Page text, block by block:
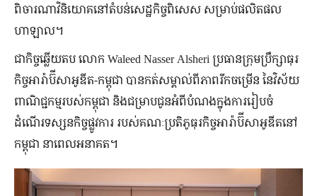
ពិចារណាវិនិយោគនៅតំបន់សេដ្ឋកិច្ចពិសេស សម្រាប់ផលិតផល
ហាឡាល។
ជាកិច្ចឆ្លើយតប លោក Waleed Nasser Alsheri ប្រធានក្រុមប្រឹក្សាធុរ
កិច្ចអារ៉ាប៊ីសាអូឌីត-កម្ពុជា បានកត់សម្គាល់ពីភាពរីកចម្រើន នៃវិស័យ
ពាណិជ្ជកម្មរបស់កម្ពុជា និងជម្រាបជូនអំពីបំណងក្នុងការរៀបចំ
ដំណើរទស្សនកិច្ចផ្លូវការ របស់គណៈប្រតិភូធុរកិច្ចអារ៉ាប៊ីសាអូឌីតនៅ
កម្ពុជា នាពេលអនាគត។